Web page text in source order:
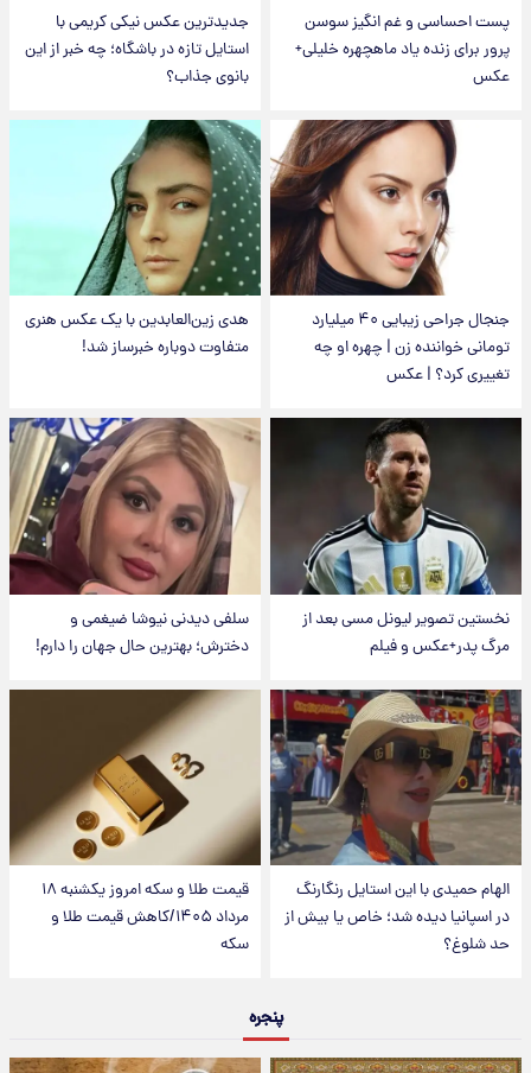
پست احساسی و غم انگیز سوسن
پرور برای زنده یاد ماهچهره خلیلی+
عکس
جدیدترین عکس نیکی کریمی با
استایل تازه در باشگاه؛ چه خبر از این
بانوی جذاب؟
جنجال جراحی زیبایی ۴۰ میلیارد
تومانی خواننده زن | چهره او چه
تغییری کرد؟ | عکس
هدی زین‌العابدین با یک عکس هنری
متفاوت دوباره خبرساز شد!
نخستین تصویر لیونل مسی بعد از
مرگ پدر+عکس و فیلم
سلفی دیدنی نیوشا ضیغمی و
دخترش؛ بهترین حال جهان را دارم!
الهام حمیدی با این استایل رنگارنگ
در اسپانیا دیده شد؛ خاص یا بیش از
حد شلوغ؟
قیمت طلا و سکه امروز یکشنبه ۱۸
مرداد ۱۴۰۵/کاهش قیمت طلا و
سکه
پنجره